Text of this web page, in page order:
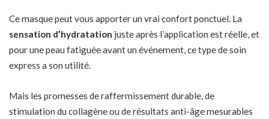
Ce masque peut vous apporter un vrai confort ponctuel. La
sensation d’hydratation juste après l’application est réelle, et
pour une peau fatiguée avant un événement, ce type de soin
express a son utilité.
Mais les promesses de raffermissement durable, de
stimulation du collagène ou de résultats anti-âge mesurables